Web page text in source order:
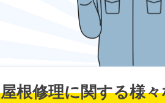
屋根修理に関する様